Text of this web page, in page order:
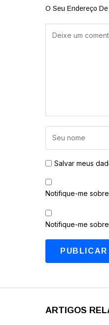
O Seu Endereço
Salvar meus
Notifique-me
Notifique-me
ARTIGOS